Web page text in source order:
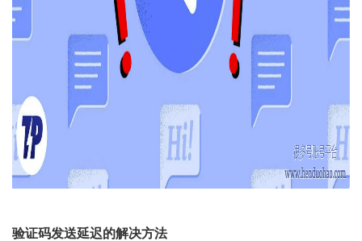
验证码发送延迟的解决方法